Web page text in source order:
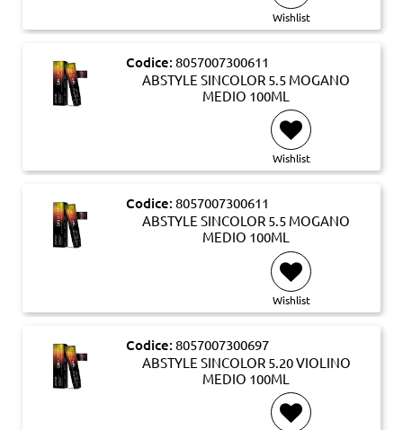
Wishlist
Codice: 8057007300611
ABSTYLE SINCOLOR 5.5 MOGANO
MEDIO 100ML
Wishlist
Codice: 8057007300611
ABSTYLE SINCOLOR 5.5 MOGANO
MEDIO 100ML
Wishlist
Codice: 8057007300697
ABSTYLE SINCOLOR 5.20 VIOLINO
MEDIO 100ML